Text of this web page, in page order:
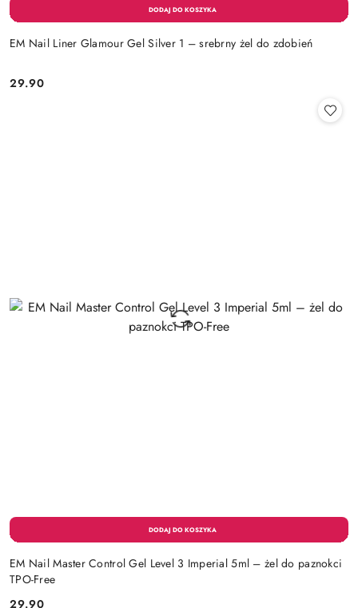
EM Nail Liner Glamour Gel Silver 1 – srebrny żel do zdobień
Cena:
29.90
EM Nail Master Control Gel Level 3 Imperial 5ml – żel do paznokci
TPO-Free
29.90